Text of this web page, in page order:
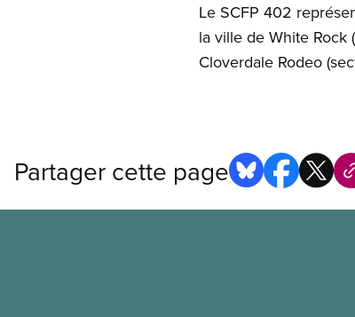
Le SCFP 402
la ville de White
Cloverdale Rodeo
Partager cette page